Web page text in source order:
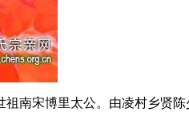
南宋博里太公。由凌村乡贤